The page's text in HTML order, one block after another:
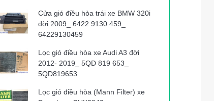
Cửa gió điều hòa trái xe BMW 320i
đời 2009_ 6422 9130 459_
64229130459
Lọc gió điều hòa xe Audi A3 đời
2012- 2019_ 5QD 819 653_
5QD819653
Lọc gió điều hòa (Mann Filter) xe